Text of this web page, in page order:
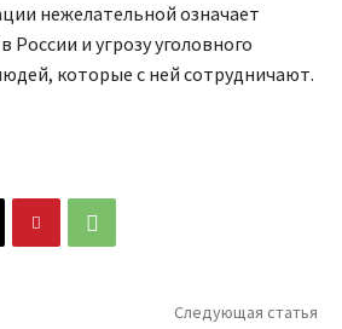
нежелательной означает
России и угрозу уголовного
которые с ней сотрудничают.
Следующая статья